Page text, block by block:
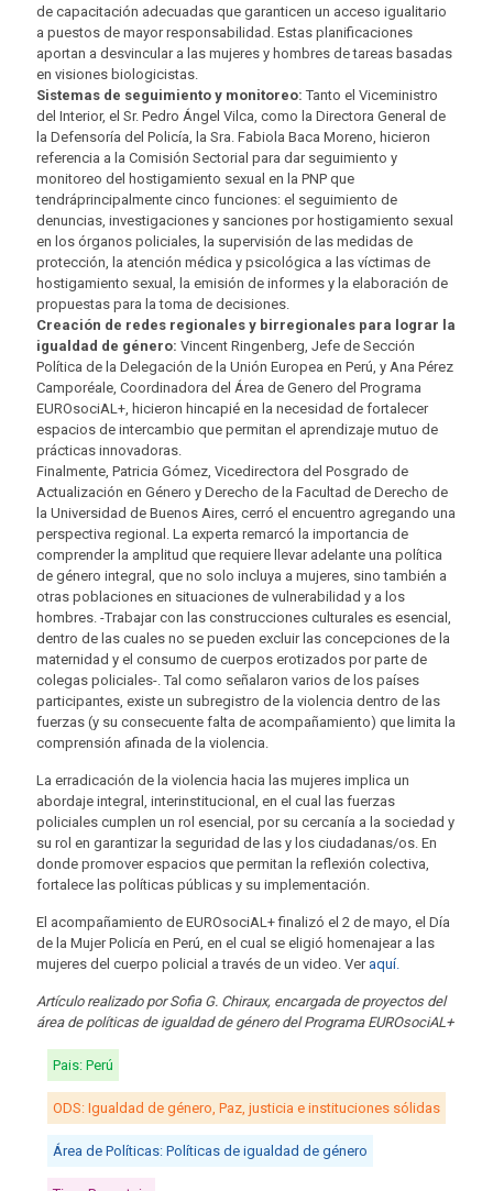
de capacitación adecuadas que garanticen un acceso igualitario
a puestos de mayor responsabilidad. Estas planificaciones
aportan a desvincular a las mujeres y hombres de tareas basadas
en visiones biologicistas.
Sistemas de seguimiento y monitoreo: Tanto el Viceministro
del Interior, el Sr. Pedro Ángel Vilca, como la Directora General de
la Defensoría del Policía, la Sra. Fabiola Baca Moreno, hicieron
referencia a la Comisión Sectorial para dar seguimiento y
monitoreo del hostigamiento sexual en la PNP que
tendráprincipalmente cinco funciones: el seguimiento de
denuncias, investigaciones y sanciones por hostigamiento sexual
en los órganos policiales, la supervisión de las medidas de
protección, la atención médica y psicológica a las víctimas de
hostigamiento sexual, la emisión de informes y la elaboración de
propuestas para la toma de decisiones.
Creación de redes regionales y birregionales para lograr la
igualdad de género: Vincent Ringenberg, Jefe de Sección
Política de la Delegación de la Unión Europea en Perú, y Ana Pérez
Camporéale, Coordinadora del Área de Genero del Programa
EUROsociAL+, hicieron hincapié en la necesidad de fortalecer
espacios de intercambio que permitan el aprendizaje mutuo de
prácticas innovadoras.
Finalmente, Patricia Gómez, Vicedirectora del Posgrado de
Actualización en Género y Derecho de la Facultad de Derecho de
la Universidad de Buenos Aires, cerró el encuentro agregando una
perspectiva regional. La experta remarcó la importancia de
comprender la amplitud que requiere llevar adelante una política
de género integral, que no solo incluya a mujeres, sino también a
otras poblaciones en situaciones de vulnerabilidad y a los
hombres. -Trabajar con las construcciones culturales es esencial,
dentro de las cuales no se pueden excluir las concepciones de la
maternidad y el consumo de cuerpos erotizados por parte de
colegas policiales-. Tal como señalaron varios de los países
participantes, existe un subregistro de la violencia dentro de las
fuerzas (y su consecuente falta de acompañamiento) que limita la
comprensión afinada de la violencia.
La erradicación de la violencia hacia las mujeres implica un
abordaje integral, interinstitucional, en el cual las fuerzas
policiales cumplen un rol esencial, por su cercanía a la sociedad y
su rol en garantizar la seguridad de las y los ciudadanas/os. En
donde promover espacios que permitan la reflexión colectiva,
fortalece las políticas públicas y su implementación.
El acompañamiento de EUROsociAL+ finalizó el 2 de mayo, el Día
de la Mujer Policía en Perú, en el cual se eligió homenajear a las
mujeres del cuerpo policial a través de un video. Veraquí.
Artículo realizado por Sofia G. Chiraux, encargada de proyectos del
área de políticas de igualdad de género del Programa EUROsociAL+
Pais: Perú
ODS: Igualdad de género, Paz, justicia e instituciones sólidas
Área de Políticas: Políticas de igualdad de género